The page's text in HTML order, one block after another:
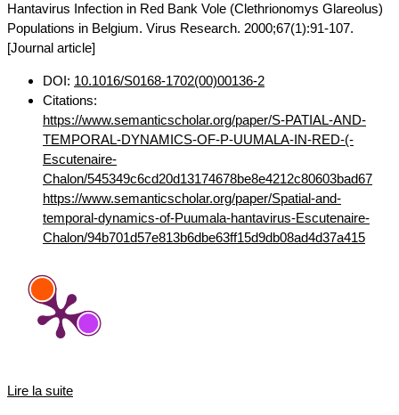
Hantavirus Infection in Red Bank Vole (Clethrionomys Glareolus)
Populations in Belgium. Virus Research. 2000;67(1):91-107.
[Journal article]
DOI: 10.1016/S0168-1702(00)00136-2
Citations:
https://www.semanticscholar.org/paper/S-PATIAL-AND-
TEMPORAL-DYNAMICS-OF-P-UUMALA-IN-RED-(-
Escutenaire-
Chalon/545349c6cd20d13174678be8e4212c80603bad67
https://www.semanticscholar.org/paper/Spatial-and-
temporal-dynamics-of-Puumala-hantavirus-Escutenaire-
Chalon/94b701d57e813b6dbe63ff15d9db08ad4d37a415
Lire la suite